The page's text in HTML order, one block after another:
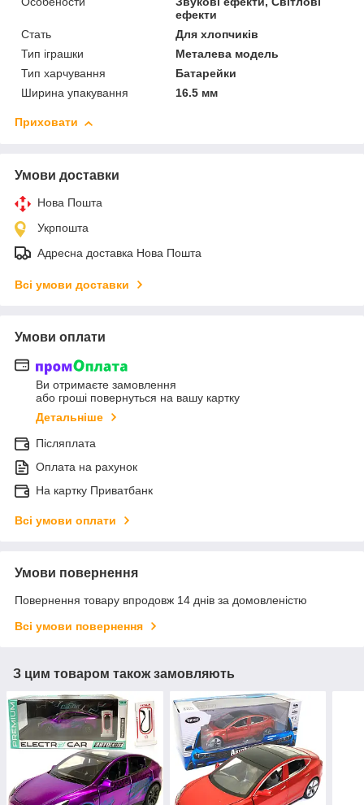
ефекти
Стать
Для хлопчиків
Тип іграшки
Металева модель
Тип харчування
Батарейки
Ширина упакування
16.5 мм
Приховати
Умови доставки
Нова Пошта
Укрпошта
Адресна доставка Нова Пошта
Всі умови доставки
Умови оплати
Ви отримаєте замовлення
або гроші повернуться на вашу картку
Детальніше
Післяплата
Оплата на рахунок
На картку Приватбанк
Всі умови оплати
Умови повернення
Повернення товару впродовж 14 днів за домовленістю
Всі умови повернення
З цим товаром також замовляють